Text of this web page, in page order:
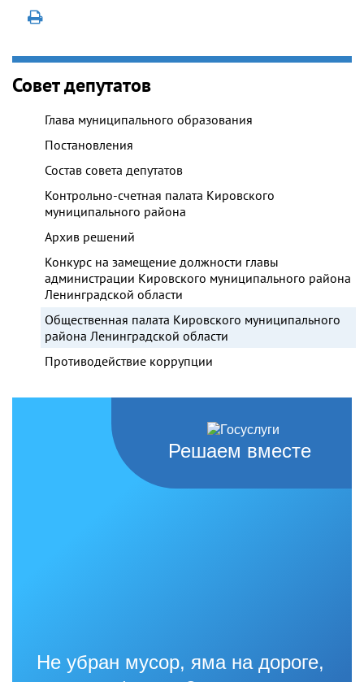
Совет депутатов
Глава муниципального образования
Постановления
Состав совета депутатов
Контрольно-счетная палата Кировского
муниципального района
Архив решений
Конкурс на замещение должности главы
администрации Кировского муниципального района
Ленинградской области
Общественная палата Кировского муниципального
района Ленинградской области
Противодействие коррупции
Решаем вместе
Не убран мусор, яма на дороге,